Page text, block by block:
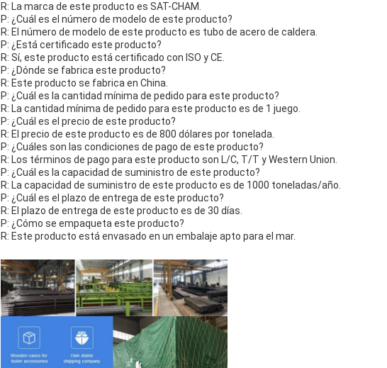
R: La marca de este producto es SAT-CHAM.
P: ¿Cuál es el número de modelo de este producto?
R: El número de modelo de este producto es tubo de acero de caldera.
P: ¿Está certificado este producto?
R: Sí, este producto está certificado con ISO y CE.
P: ¿Dónde se fabrica este producto?
R: Este producto se fabrica en China.
P: ¿Cuál es la cantidad mínima de pedido para este producto?
R: La cantidad mínima de pedido para este producto es de 1 juego.
P: ¿Cuál es el precio de este producto?
R: El precio de este producto es de 800 dólares por tonelada.
P: ¿Cuáles son las condiciones de pago de este producto?
R: Los términos de pago para este producto son L/C, T/T y Western Union.
P: ¿Cuál es la capacidad de suministro de este producto?
R: La capacidad de suministro de este producto es de 1000 toneladas/año.
P: ¿Cuál es el plazo de entrega de este producto?
R: El plazo de entrega de este producto es de 30 días.
P: ¿Cómo se empaqueta este producto?
R: Este producto está envasado en un embalaje apto para el mar.